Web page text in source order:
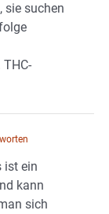
sie suchen
ist ein
kann
sich